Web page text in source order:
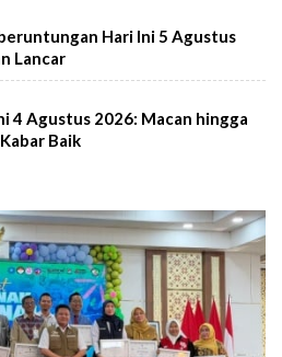
Hari Ini 5 Agustus
Lancar
4 Agustus 2026: Macan hingga
Baik